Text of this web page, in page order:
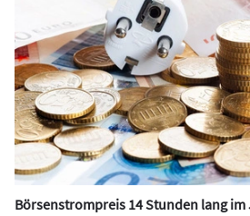
Börsenstrompreis 14 Stunden lang